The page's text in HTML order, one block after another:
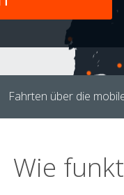
Fahrten über die
Wie